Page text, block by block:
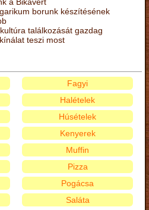
borunk készítésének
találkozását gazdag
teszi most
Fagyi
Halételek
Húsételek
Kenyerek
Muffin
Pizza
Pogácsa
Saláta